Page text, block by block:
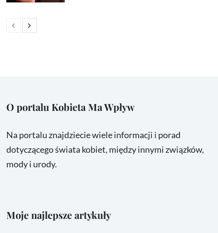
O portalu Kobieta Ma Wpływ
Na portalu znajdziecie wiele informacji i porad
dotyczącego świata kobiet, między innymi związków,
mody i urody.
Moje najlepsze artykuły